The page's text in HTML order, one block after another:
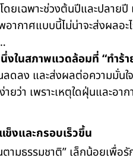
ยเฉพาะช่วงต้นปีและปลาย
ากาศแบบนี้ไม่น่าจะส่งผลอ
งในสภาพแวดล้อมที่ “ทำร้
ลดลง และส่งผลต่อความมั่น
ายว่า เพราะเหตุใดฝุ่นและ
งและกรอบเร็วขึ้น
ามธรรมชาติ” เล็กน้อยเพื่